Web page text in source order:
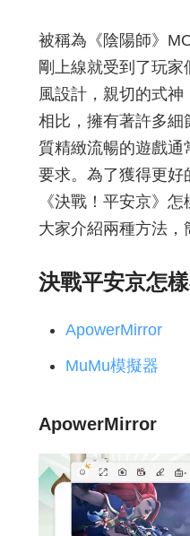
被稱為《陰陽師》
剛上線就受到了玩
風設計，親切的式
相比，擁有著許多細
質精緻流暢的遊戲
要求。為了獲得更好
《決戰！平安京》
大家介紹兩種方法，
決戰平安京怎
ApowerMirror
MuMu模擬器
ApowerMirror